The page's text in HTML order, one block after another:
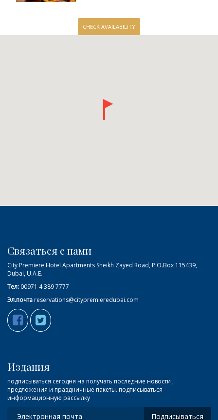
CHECK AVAILABILITY
Связаться с нами
City Premiere Hotel Apartments Sheikh Zayed Road, P.O.Box 115439,
Dubai, U.A.E.
Тел: 00971 4 389 7777
Эл.почтаreservations@citypremieredubai.com
Издания
подписываться сегодня на получать последние новости ,
предложения и праздничные пакеты. подписываться
информационную рассылку
Подписываться